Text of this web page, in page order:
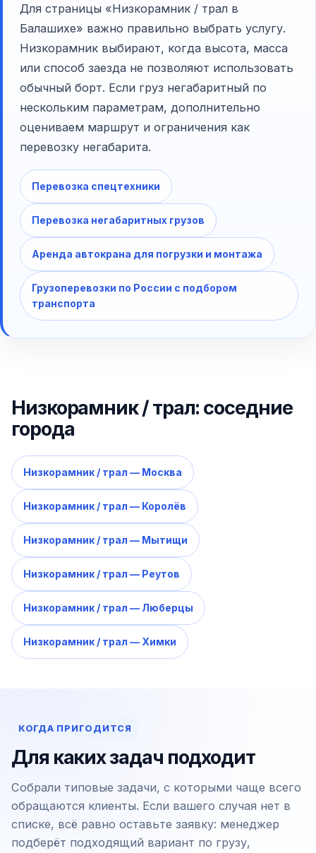
Для страницы «Низкорамник / трал в
Балашихе» важно правильно выбрать услугу.
Низкорамник выбирают, когда высота, масса
или способ заезда не позволяют использовать
обычный борт. Если груз негабаритный по
нескольким параметрам, дополнительно
оцениваем маршрут и ограничения как
перевозку негабарита.
Перевозка спецтехники
Перевозка негабаритных грузов
Аренда автокрана для погрузки и монтажа
Грузоперевозки по России с подбором
транспорта
Низкорамник / трал: соседние
города
Низкорамник / трал — Москва
Низкорамник / трал — Королёв
Низкорамник / трал — Мытищи
Низкорамник / трал — Реутов
Низкорамник / трал — Люберцы
Низкорамник / трал — Химки
КОГДА ПРИГОДИТСЯ
Для каких задач подходит
Собрали типовые задачи, с которыми чаще всего
обращаются клиенты. Если вашего случая нет в
списке, всё равно оставьте заявку: менеджер
подберёт подходящий вариант по грузу,